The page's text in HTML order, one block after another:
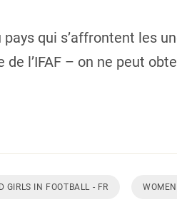
qui s’affrontent les
l’IFAF – on ne peut
GIRLS IN FOOTBALL - FR